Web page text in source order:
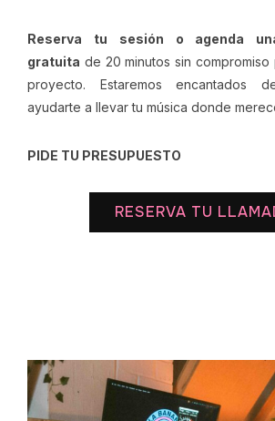
Reserva tu sesión o agenda
gratuita de 20 minutos sin compromiso
proyecto. Estaremos encantados
ayudarte a llevar tu música donde
PIDE TU PRESUPUESTO
RESERVA TU